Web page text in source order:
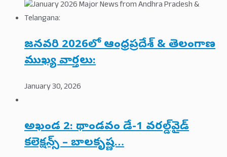
జనవరి 2026లో ఆంధ్రప్రదేశ్ & తెలంగాణ
ముఖ్య వార్తలు:
January 30, 2026
అఖండ 2: థాండవం డే-1 వరల్డ్‌వైడ్
కలెక్షన్స్ – బాలకృష్ణ…